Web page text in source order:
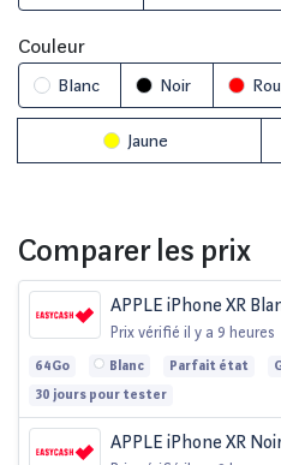
12 à 36 moisselon le vendeur.
rétractation de
plateformes comme
Fnac,
pour vous offrir un appareil de
Couleur
Blanc Noir
Jaune
Comparer les prix
APPLE iPhone XR
Débloqué
Prix vérifié il y a 9 heures
64Go Blanc Parfait état
30 jours pour tester
APPLE iPhone XR